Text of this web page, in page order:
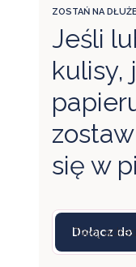
ZOSTAŃ NA
Jeśli
kulisy,
się w
Twój
Dołącz